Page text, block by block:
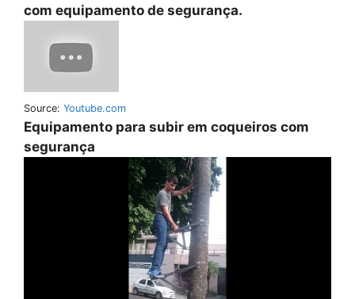
com equipamento de segurança.
Source: Youtube.com
Equipamento para subir em coqueiros com
segurança